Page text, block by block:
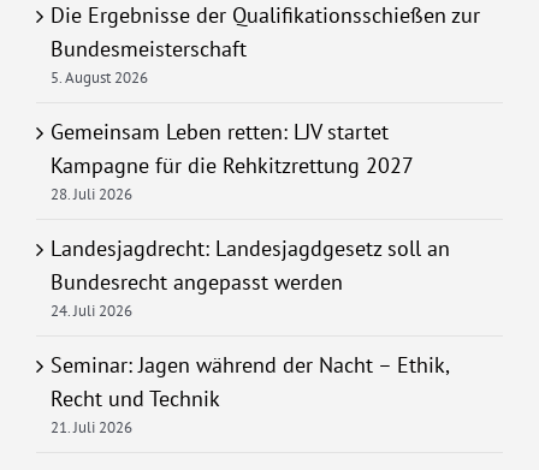
Die Ergebnisse der Qualifikationsschießen zur
Bundesmeisterschaft
5. August 2026
Gemeinsam Leben retten: LJV startet
Kampagne für die Rehkitzrettung 2027
28. Juli 2026
Landesjagdrecht: Landesjagdgesetz soll an
Bundesrecht angepasst werden
24. Juli 2026
Seminar: Jagen während der Nacht – Ethik,
Recht und Technik
21. Juli 2026